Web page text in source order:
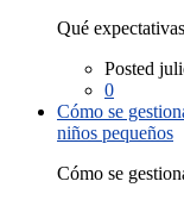
Qué
Posted
0
Cómo se
niños pequeños
Cómo se